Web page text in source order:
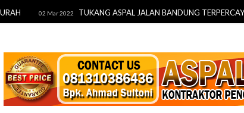
02 Mar 2022 TUKANG ASPAL JALAN BANDUNG TERPERCAYA